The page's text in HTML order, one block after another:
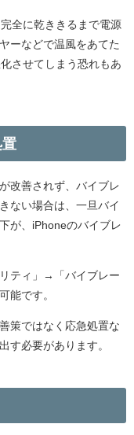
全に乾ききるまで電源
ーなどで温風をあてた
させてしまう恐れもあ
改善されず、バイブレ
ない場合は、一旦バイ
が、iPhoneのバイブレ
ティ」→「バイブレー
能です。
策ではなく応急処置な
す必要があります。